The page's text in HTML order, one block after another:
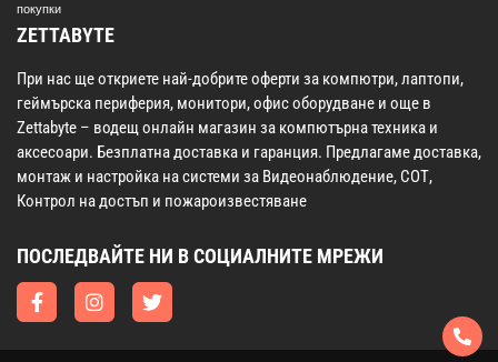
покупки
ZETTABYTE
При нас ще откриете най-добрите оферти за компютри, лаптопи,
геймърска периферия, монитори, офис оборудване и още в
Zettabyte – водещ онлайн магазин за компютърна техника и
аксесоари. Безплатна доставка и гаранция. Предлагаме доставка,
монтаж и настройка на системи за Видеонаблюдение, СОТ,
Контрол на достъп и пожароизвестяване
ПОСЛЕДВАЙТЕ НИ В СОЦИАЛНИТЕ МРЕЖИ